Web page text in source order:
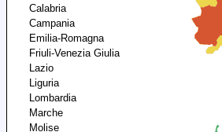
Calabria
Campania
Emilia-Romagna
Friuli-Venezia Giulia
Lazio
Liguria
Lombardia
Marche
Molise